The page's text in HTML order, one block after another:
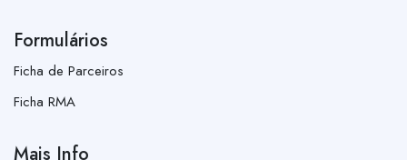
Formulários
Ficha de Parceiros
Ficha RMA
Mais Info